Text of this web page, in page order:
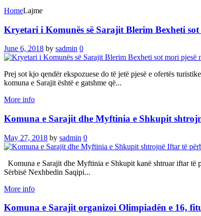
HomeLajme
Kryetari i Komunës së Sarajit Blerim Bexheti
June 6, 2018 by sadmin 0
Prej sot kjo qendër ekspozuese do të jetë pjesë e ofertës
komuna e Sarajit është e gatshme që...
More info
Komuna e Sarajit dhe Myftinia e Shkupit
May 27, 2018 by sadmin 0
Komuna e Sarajit dhe Myftinia e Shkupit kanë shtruar iftar
Sërbisë Nexhbedin Saqipi...
More info
Komuna e Sarajit organizoi Olimpiadën e 16,